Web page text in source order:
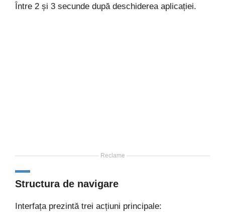
Între 2 și 3 secunde după deschiderea aplicației.
Reclame
Structura de navigare
Interfața prezintă trei acțiuni principale: